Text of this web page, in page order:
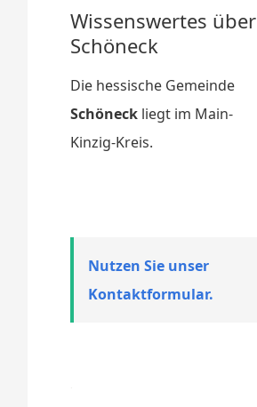
Wissenswertes über
Schöneck
Die hessische Gemeinde
Schöneck liegt im Main-
Kinzig-Kreis.
Nutzen Sie unser
Kontaktformular.